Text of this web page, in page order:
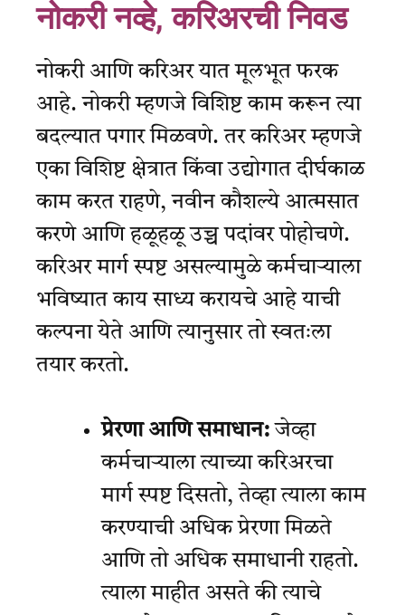
नोकरी नव्हे, करिअरची निवड
नोकरी आणि करिअर यात मूलभूत फरक
आहे. नोकरी म्हणजे विशिष्ट काम करून त्या
बदल्यात पगार मिळवणे. तर करिअर म्हणजे
एका विशिष्ट क्षेत्रात किंवा उद्योगात दीर्घकाळ
काम करत राहणे, नवीन कौशल्ये आत्मसात
करणे आणि हळूहळू उच्च पदांवर पोहोचणे.
करिअर मार्ग स्पष्ट असल्यामुळे कर्मचाऱ्याला
भविष्यात काय साध्य करायचे आहे याची
कल्पना येते आणि त्यानुसार तो स्वतःला
तयार करतो.
प्रेरणा आणि समाधान: जेव्हा
कर्मचाऱ्याला त्याच्या करिअरचा
मार्ग स्पष्ट दिसतो, तेव्हा त्याला काम
करण्याची अधिक प्रेरणा मिळते
आणि तो अधिक समाधानी राहतो.
त्याला माहीत असते की त्याचे